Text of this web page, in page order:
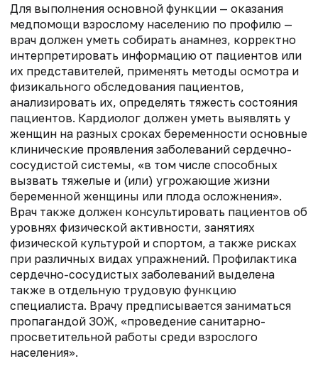
Для выполнения основной функции — оказания
медпомощи взрослому населению по профилю —
врач должен уметь собирать анамнез, корректно
интерпретировать информацию от пациентов или
их представителей, применять методы осмотра и
физикального обследования пациентов,
анализировать их, определять тяжесть состояния
пациентов. Кардиолог должен уметь выявлять у
женщин на разных сроках беременности основные
клинические проявления заболеваний сердечно-
сосудистой системы, «в том числе способных
вызвать тяжелые и (или) угрожающие жизни
беременной женщины или плода осложнения».
Врач также должен консультировать пациентов об
уровнях физической активности, занятиях
физической культурой и спортом, а также рисках
при различных видах упражнений. Профилактика
сердечно-сосудистых заболеваний выделена
также в отдельную трудовую функцию
специалиста. Врачу предписывается заниматься
пропагандой ЗОЖ, «проведение санитарно-
просветительной работы среди взрослого
населения».